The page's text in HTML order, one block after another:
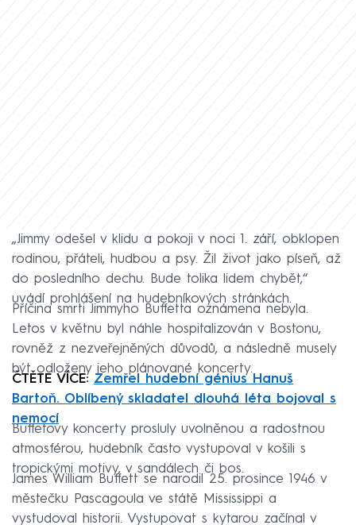
„Jimmy odešel v klidu a pokoji v noci 1. září, obklopen
rodinou, přáteli, hudbou a psy. Žil život jako píseň, až
do posledního dechu. Bude tolika lidem chybět,“
uvádí prohlášení na hudebníkových stránkách.
Příčina smrti Jimmyho Buffetta oznámena nebyla.
Letos v květnu byl náhle hospitalizován v Bostonu,
rovněž z nezveřejněných důvodů, a následně musely
být odloženy jeho plánované koncerty.
ČTĚTE VÍCE: Zemřel hudební génius Hanuš
Bartoň. Oblíbený skladatel dlouhá léta bojoval s
nemocí
Buffetovy koncerty prosluly uvolněnou a radostnou
atmosférou, hudebník často vystupoval v košili s
tropickými motivy, v sandálech či bos.
James William Buffett se narodil 25. prosince 1946 v
městečku Pascagoula ve státě Mississippi a
vystudoval historii. Vystupovat s kytarou začínal v